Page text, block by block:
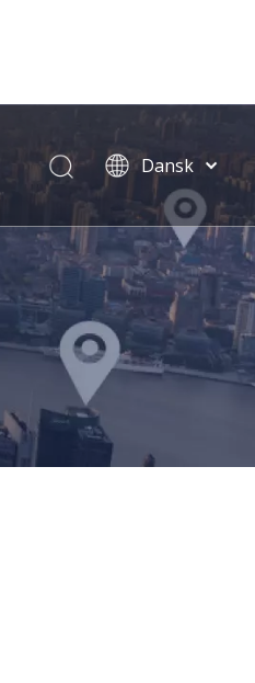
Dansk
norsk
språk
한국어
日本語
Italiano
Deutsch
Português
Français